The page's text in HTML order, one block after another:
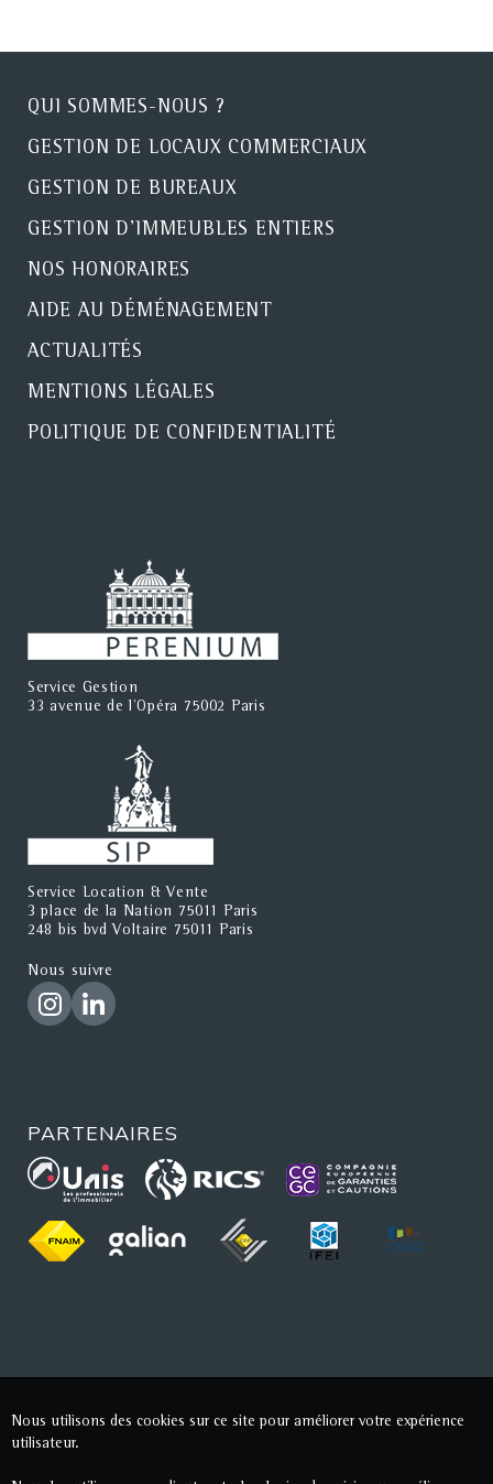
QUI SOMMES-NOUS ?
GESTION DE LOCAUX COMMERCIAUX
GESTION DE BUREAUX
GESTION D'IMMEUBLES ENTIERS
NOS HONORAIRES
AIDE AU DÉMÉNAGEMENT
ACTUALITÉS
MENTIONS LÉGALES
POLITIQUE DE CONFIDENTIALITÉ
Service Gestion
33 avenue de l'Opéra 75002 Paris
Service Location & Vente
3 place de la Nation 75011 Paris
248 bis bvd Voltaire 75011 Paris
Nous suivre
PARTENAIRES
Nous utilisons des cookies sur ce site pour améliorer votre expérience
utilisateur.